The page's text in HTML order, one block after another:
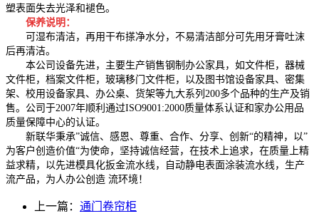
塑表面失去光泽和褪色。
保养说明：
可湿布清洁，再用干布搽净水分，不易清洁部分可先用牙膏吐沫
后再清洁。
本公司设备先进，主要生产销售钢制办公家具，如文件柜，器械
文件柜，档案文件柜，玻璃移门文件柜，以及图书馆设备家具、密集
架、校用设备家具、办公桌、货架等九大系列200多个品种的生产及销
售。公司于2007年顺利通过ISO9001:2000质量体系认证和家办公用品
质量保障中心的认证。
新联华秉承”诚信、感恩、尊重、合作、分享、创新“的精神，以”
为客户创造价值“为使命，坚持诚信经营，在技术上追求，在质量上精
益求精，以先进模具化扳金流水线，自动静电表面涂装流水线，生产
流产品，为人办公创造 流环境！
上一篇： 通门卷帘柜